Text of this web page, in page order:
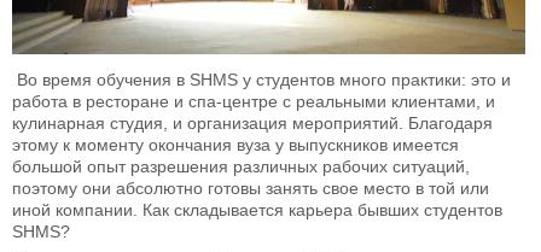
Во время обучения в SHMS у студентов много практики: это и
работа в ресторане и спа-центре с реальными клиентами, и
кулинарная студия, и организация мероприятий. Благодаря
этому к моменту окончания вуза у выпускников имеется
большой опыт разрешения различных рабочих ситуаций,
поэтому они абсолютно готовы занять свое место в той или
иной компании. Как складывается карьера бывших студентов
SHMS?